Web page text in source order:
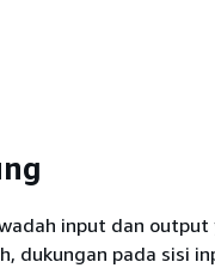
input dan output
dukungan pada sisi